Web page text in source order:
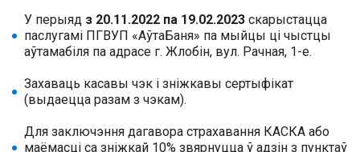
У перыяд з 20.11.2022 па 19.02.2023 скарыстацца
паслугамі ПГВУП «АўтаБаня» па мыйцы ці чыстцы
аўтамабіля па адрасе г. Жлобін, вул. Рачная, 1-е.
Захаваць касавы чэк і зніжкавы сертыфікат
(выдаецца разам з чэкам).
Для заключэння дагавора страхавання КАСКА або
маёмасці са зніжкай 10% звярнуцца ў адзін з пунктаў